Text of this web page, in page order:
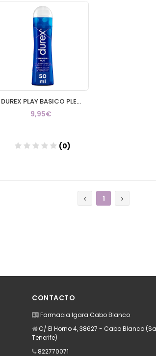
Añadir
DUREX PLAY BASICO PLEASURE GEL LUBRICANTE HIDROSOLUBLE INTIMO 50 ML
9,95€
(0)
1
CONTACTO
Farmacia Igara Cabo Blanco
C/ El Horno 4, 38627 - Cabo Blanco
Tenerife)
822770071